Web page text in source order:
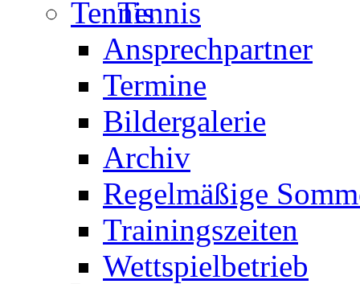
Tennis
Ansprechpartner
Termine
Bildergalerie
Archiv
Regelmäßige
Trainingszeiten
Wettspielbetrieb